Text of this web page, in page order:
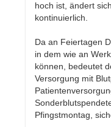
hoch ist, ändert
kontinuierlich.
Da an Feiertagen
in dem wie an
können, bedeutet
Versorgung mit
Pfingstmontag,